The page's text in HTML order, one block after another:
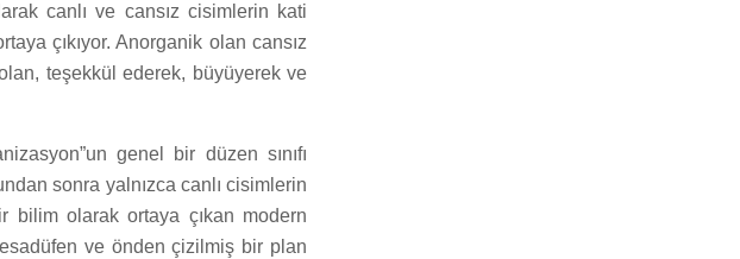
canlı ve cansız cisimlerin kati
çıkıyor. Anorganik olan cansız
teşekkül ederek, büyüyerek ve
genel bir düzen sınıfı
sonra yalnızca canlı cisimlerin
bilim olarak ortaya çıkan modern
ve önden çizilmiş bir plan